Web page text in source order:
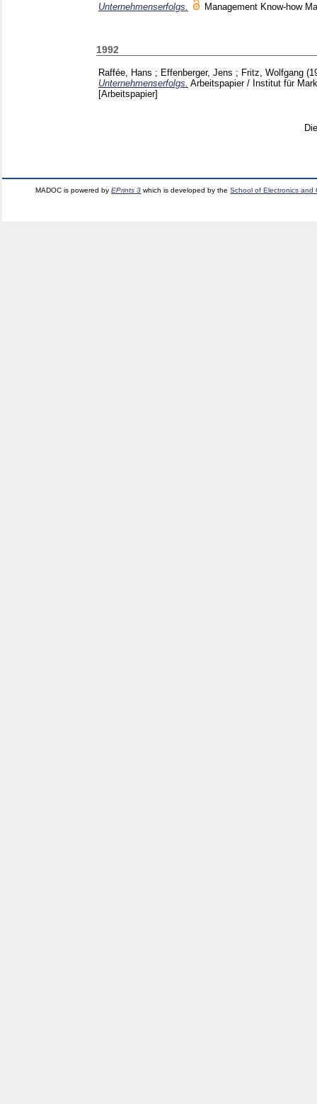
Unternehmenserfolgs.
Management Know-how
1992
Raffée, Hans ; Effenberger, Jens ; Fritz, Wolfgang
Unternehmenserfolgs. Arbeitspapier / Institut für
[Arbeitspapier]
MADOC is powered byEPrints 3 which is developed by theSchool of Electronics and